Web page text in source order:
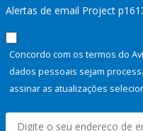
Alertas de email Project
Concordo com os termos do
dados pessoais sejam
assinar as atualizações